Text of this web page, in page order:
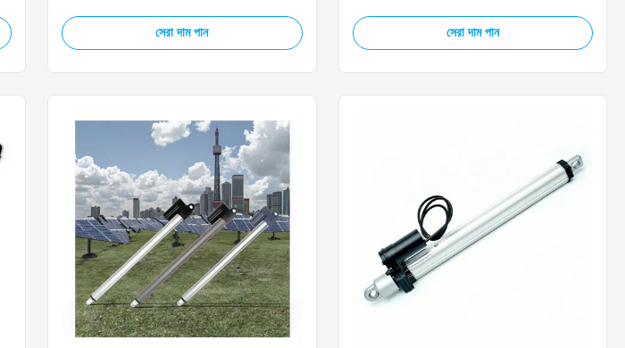
rooftop solar systems and portable solar
generators. It saves installation space
সেরা দাম পান
industrial solar tracking systems. It offers
strong driving force and stable operation
সেরা দাম পান